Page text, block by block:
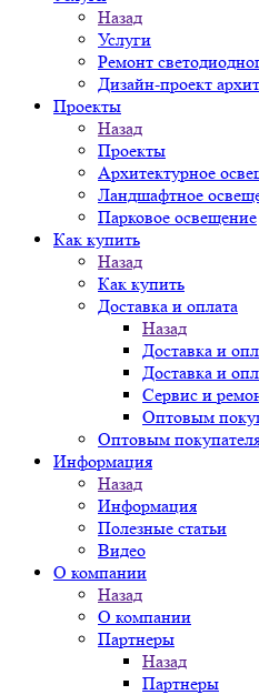
Назад
Услуги
Ремонт
Дизайн-проект
Проекты
Назад
Проекты
Архитектурное
Ландшафтное
Парковое освещение
Как купить
Назад
Как купить
Доставка и оплата
Назад
Доставка и
Доставка и
Сервис и
Оптовым
Оптовым
Информация
Назад
Информация
Полезные статьи
Видео
О компании
Назад
О компании
Партнеры
Назад
Партнеры